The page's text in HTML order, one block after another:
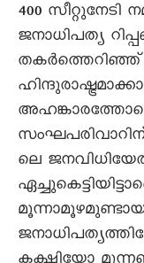
400 സീറ്റുനേടി
ജനാധിപത്യ
തകർത്തെറിഞ്ഞ്
സംഘപരിവാറിന്
ലെ